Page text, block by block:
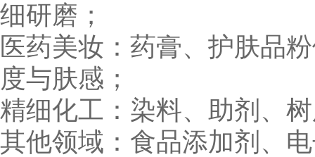
细研磨；
医药美妆：药膏、护肤品
度与肤感；
精细化工：染料、助剂、
其他领域：食品添加剂、